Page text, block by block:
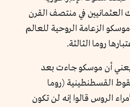
العثمانيين في منتصف القرن
الزعامة الروحية للعالم
روما الثالثة.
أن موسكو جاءت بعد
القسطنطينية (روما
الروس قالوا إنه لن تكون